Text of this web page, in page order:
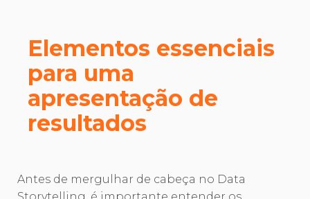
Elementos essenciais
para uma
apresentação de
resultados
Antes de mergulhar de cabeça no Data